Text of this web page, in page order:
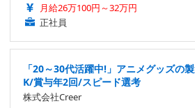
月給26万100円～32万円
正社員
「20～30代活躍中!」アニメグッズの
K/賞与年2回/スピード選考
株式会社Creer